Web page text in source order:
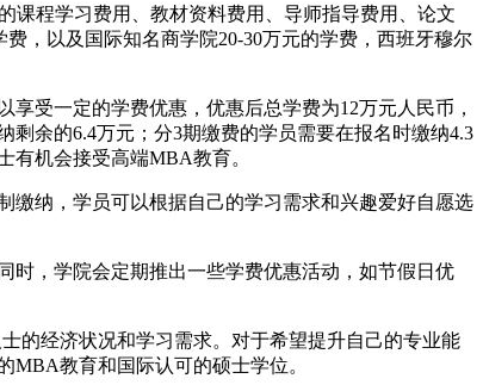
课程学习费用、教材资料费用、导师指导费用、论文
，以及国际知名商学院20-30万元的学费，西班牙穆尔
受一定的学费优惠，优惠后总学费为12万元人民币，
余的6.4万元；分3期缴费的学员需要在报名时缴纳4.3
有机会接受高端MBA教育。
缴纳，学员可以根据自己的学习需求和兴趣爱好自愿选
时，学院会定期推出一些学费优惠活动，如节假日优
的经济状况和学习需求。对于希望提升自己的专业能
教育和国际认可的硕士学位。